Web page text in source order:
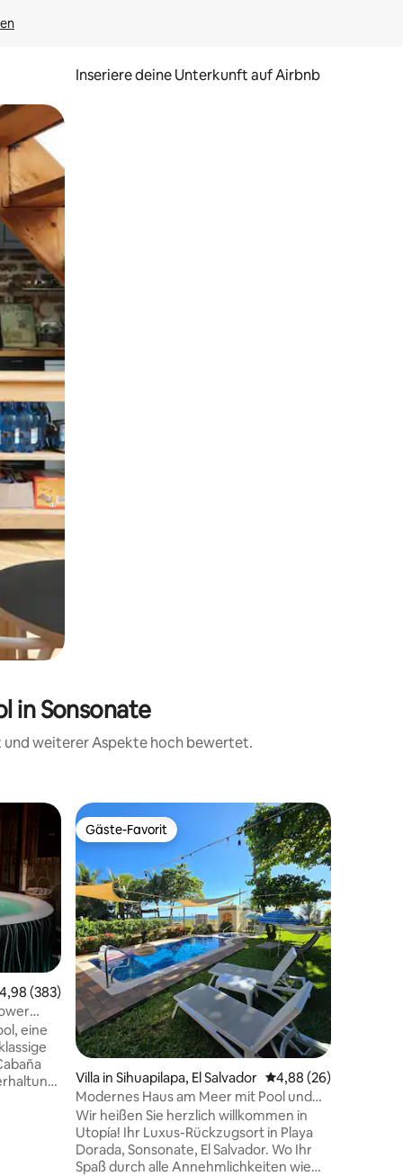
Inseriere deine Unterkunft auf Airbnb
oder Wischgesten.
in Sonsonate
und weiterer Aspekte hoch bewertet.
Bewertungen
Bewertung: 4,98 von 5, 383 Bewertungen
4,98 (383)
eine
Gäste-Favorit
Gäste-Favorit
Villa in Sihuapilapa, El Salvador Durchschnittliche
4,88 (26)
Modernes Haus am Meer mit Pool und
Whirlpool
Wir heißen Sie herzlich willkommen in
Utopía! Ihr Luxus-Rückzugsort in Playa
Dorada, Sonsonate, El Salvador. Wo Ihr
Spaß durch alle Annehmlichkeiten wie